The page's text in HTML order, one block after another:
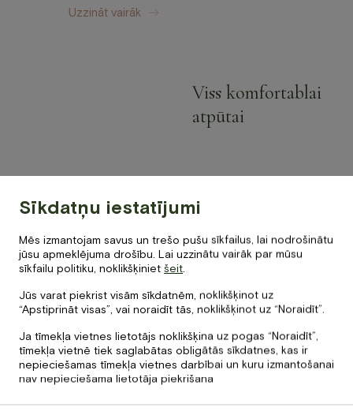
Uzzināt vairāk
Viss komfortablai
atpūtai
Galerija
Pavadiet laiku kopā ar ģimeni, draugiem vai mīļoto
priežu meža ielokā ar skatu uz Baltezeru! Siltajā
sezonā, aicinām Jūs baudīt maltītes vai organizēt
Sīkdatņu iestatījumi
Mēs izmantojam savus un trešo pušu sīkfailus, lai nodrošinātu
jūsu apmeklējuma drošību. Lai uzzinātu vairāk par mūsu
sīkfailu politiku, noklikšķiniet šeit
Jūs varat piekrist visām sīkdatnēm, noklikšķinot uz
“Apstiprināt visas”, vai noraidīt tās, noklikšķinot uz “Noraidīt”.
Ja tīmekļa vietnes lietotājs noklikšķina uz pogas “Noraidīt”,
tīmekļa vietnē tiek saglabātas obligātās sīkdatnes, kas ir
nepieciešamas tīmekļa vietnes darbībai un kuru izmantošanai
nav nepieciešama lietotāja piekrišana